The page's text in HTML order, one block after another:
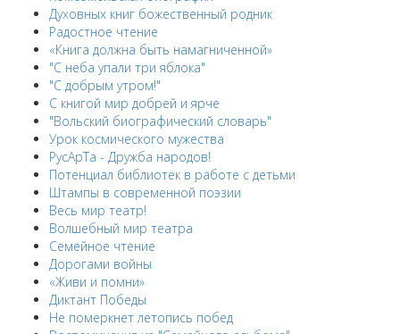
Духовных книг божественный родник
Радостное чтение
«Книга должна быть намагниченной»
"С неба упали три яблока"
"С добрым утром!"
С книгой мир добрей и ярче
"Вольский биографический словарь"
Урок космического мужества
РусАрТа - Дружба народов!
Потенциал библиотек в работе с детьми
Штампы в современной поэзии
Весь мир театр!
Волшебный мир театра
Семейное чтение
Дорогами войны
«Живи и помни»
Диктант Победы
Не померкнет летопись побед